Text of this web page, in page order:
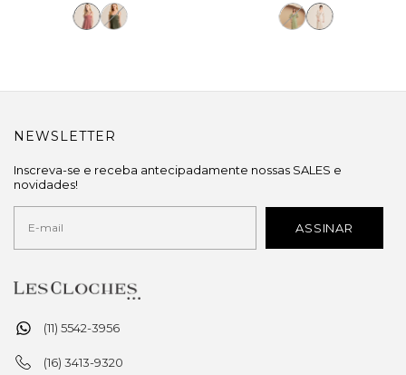
(11) 5542-3956
(16) 3413-9320
NEWSLETTER
Inscreva-se e receba antecipadamente nossas SALES e
novidades!